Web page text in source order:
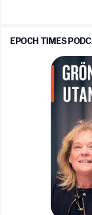
EPOCH TIMES